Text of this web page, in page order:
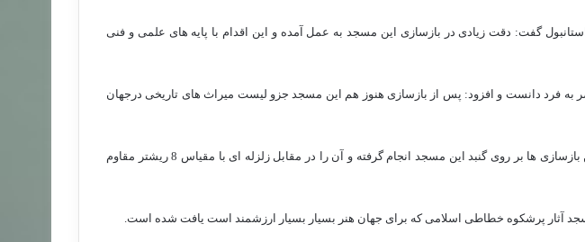
گفت: دقت زیادی در بازسازی این مسجد به عمل آمده و این اقدام با پایه های علمی و فنی
به فرد دانست و افزود: پس از بازسازی هنوز هم این مسجد جزو لیست میراث های تاریخی درجهان
بنابرگزارش اسلام تودی، اصلی ترین بازسازی ها بر روی گنبد این مسجد انجام گرفته و آن را در مقابل زلزله ای با مقیاس 8 ریشتر مقاوم
آثار پرشکوه خطاطی اسلامی که برای جهان هنر بسیار بسیار ارزشمند است یافت شده است.